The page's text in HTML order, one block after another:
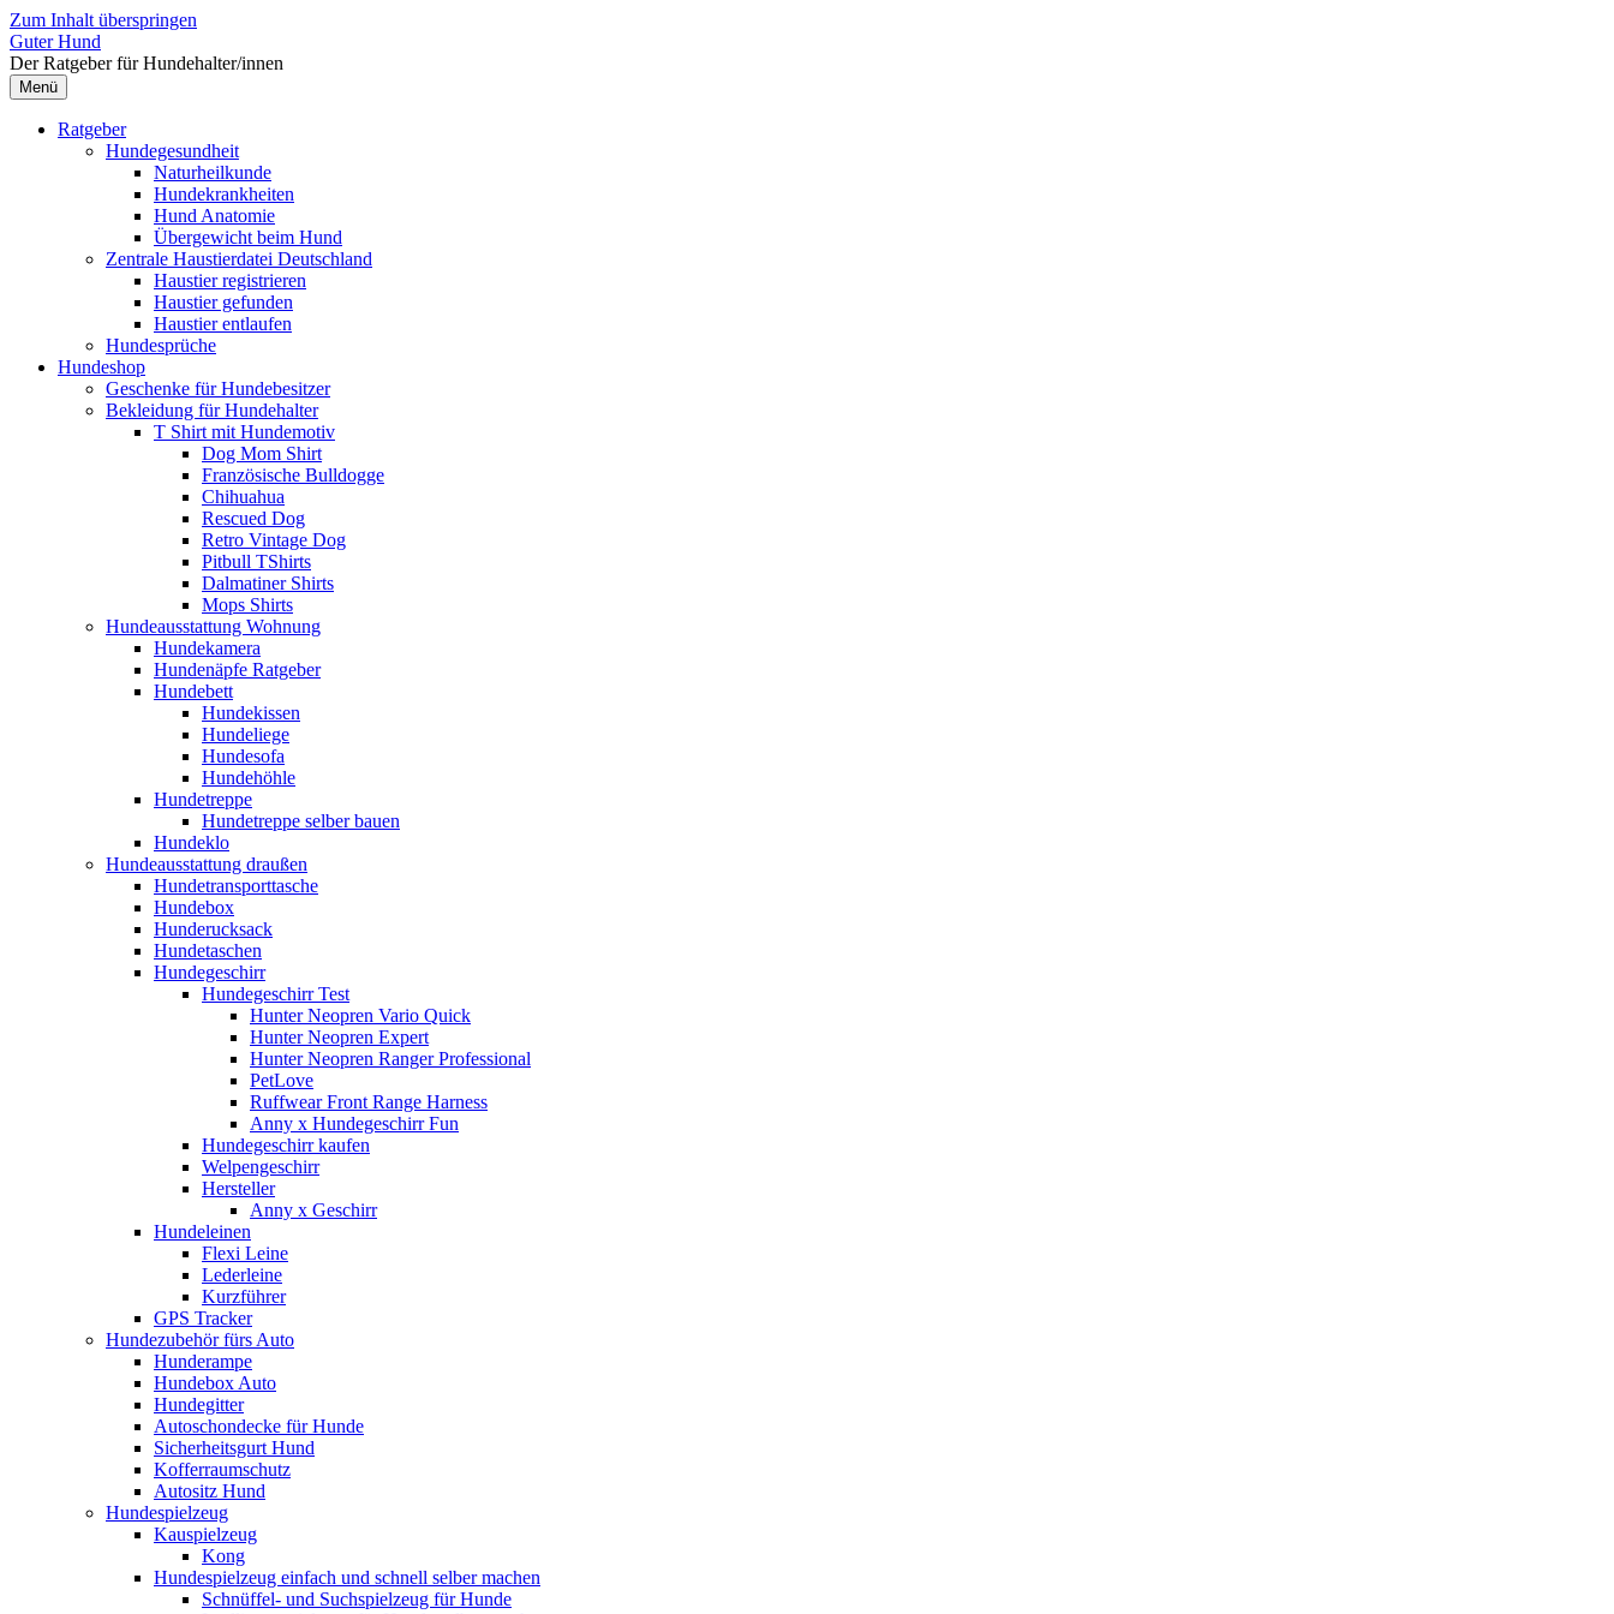
Zum Inhalt überspringen
Guter Hund
Der Ratgeber für Hundehalter/innen
Menü
Ratgeber
Hundegesundheit
Naturheilkunde
Hundekrankheiten
Hund Anatomie
Übergewicht beim Hund
Zentrale Haustierdatei Deutschland
Haustier registrieren
Haustier gefunden
Haustier entlaufen
Hundesprüche
Hundeshop
Geschenke für Hundebesitzer
Bekleidung für Hundehalter
T Shirt mit Hundemotiv
Dog Mom Shirt
Französische Bulldogge
Chihuahua
Rescued Dog
Retro Vintage Dog
Pitbull TShirts
Dalmatiner Shirts
Mops Shirts
Hundeausstattung Wohnung
Hundekamera
Hundenäpfe Ratgeber
Hundebett
Hundekissen
Hundeliege
Hundesofa
Hundehöhle
Hundetreppe
Hundetreppe selber bauen
Hundeklo
Hundeausstattung draußen
Hundetransporttasche
Hundebox
Hunderucksack
Hundetaschen
Hundegeschirr
Hundegeschirr Test
Hunter Neopren Vario Quick
Hunter Neopren Expert
Hunter Neopren Ranger Professional
PetLove
Ruffwear Front Range Harness
Anny x Hundegeschirr Fun
Hundegeschirr kaufen
Welpengeschirr
Hersteller
Anny x Geschirr
Hundeleinen
Flexi Leine
Lederleine
Kurzführer
GPS Tracker
Hundezubehör fürs Auto
Hunderampe
Hundebox Auto
Hundegitter
Autoschondecke für Hunde
Sicherheitsgurt Hund
Kofferraumschutz
Autositz Hund
Hundespielzeug
Kauspielzeug
Kong
Hundespielzeug einfach und schnell selber machen
Schnüffel- und Suchspielzeug für Hunde